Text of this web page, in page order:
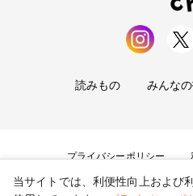
読みもの みんな
プライバシーポリシー
お問い合
当サイトでは、利便性向上および